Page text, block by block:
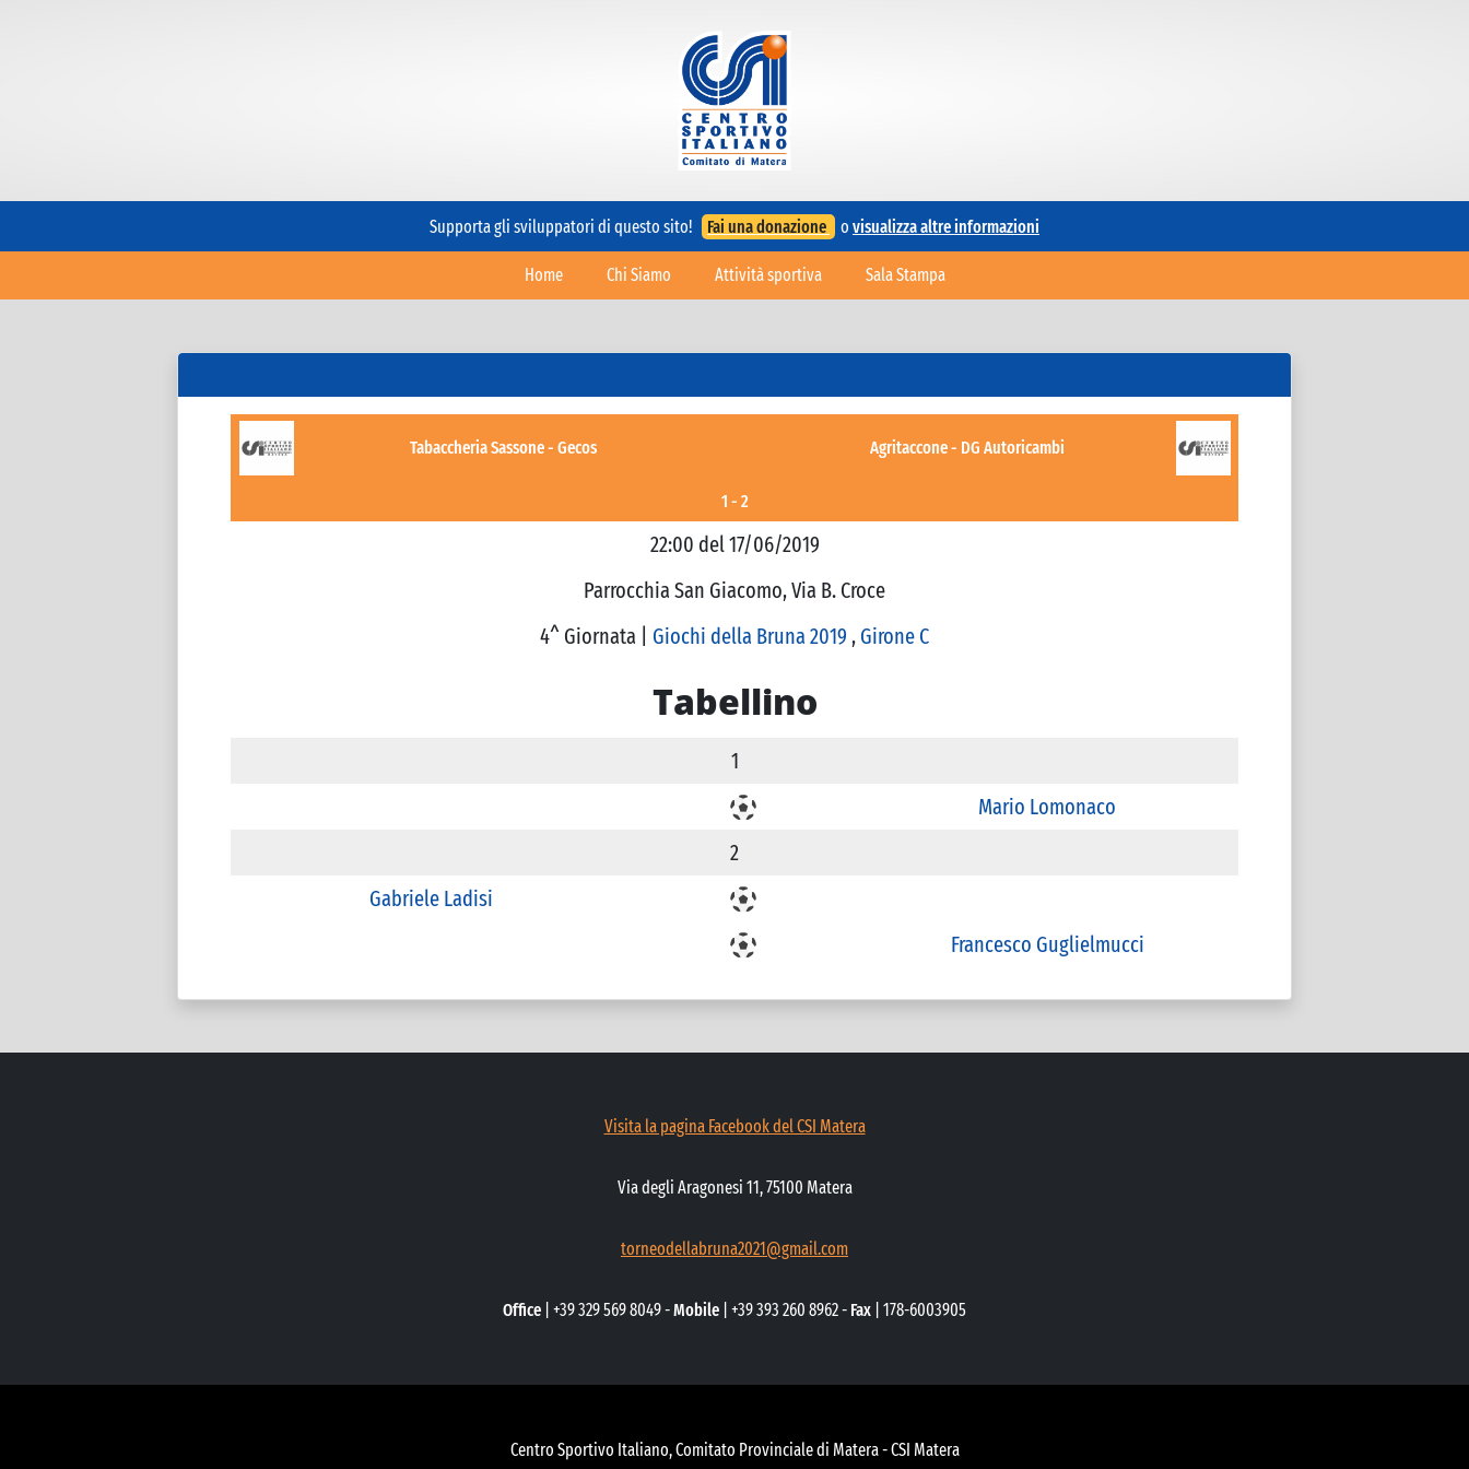
Supporta gli sviluppatori di questo sito! Fai una donazione o visualizza altre informazioni
Home Chi Siamo Attività sportiva Sala Stampa
Tabaccheria Sassone - Gecos Agritaccone - DG Autoricambi
1 - 2
22:00 del 17/06/2019
Parrocchia San Giacomo, Via B. Croce
4^ Giornata | Giochi della Bruna 2019 , Girone C
Tabellino
1
Mario Lomonaco
2
Gabriele Ladisi
Francesco Guglielmucci
Visita la pagina Facebook del CSI Matera
Via degli Aragonesi 11, 75100 Matera
torneodellabruna2021@gmail.com
Office | +39 329 569 8049 -Mobile | +39 393 260 8962 - Fax | 178-6003905
Centro Sportivo Italiano, Comitato Provinciale di Matera - CSI Matera